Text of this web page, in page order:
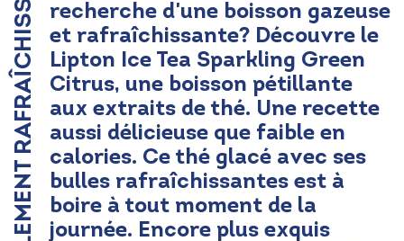
TELLEMENT RAFRAÎCHISSANT
recherche d'une boisson gazeuse
et rafraîchissante? Découvre le
Lipton Ice Tea Sparkling Green
Citrus, une boisson pétillante
aux extraits de thé. Une recette
aussi délicieuse que faible en
calories. Ce thé glacé avec ses
bulles rafraîchissantes est à
boire à tout moment de la
journée. Encore plus exquis